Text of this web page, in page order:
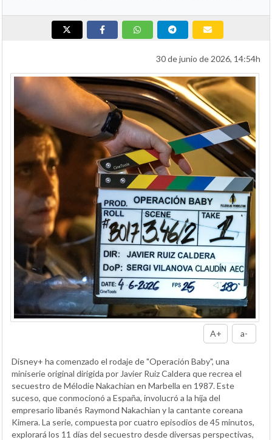
30 de junio de 2026, 14:54h
A+ a-
Disney+ ha comenzado el rodaje de "Operación Baby", una
miniserie original dirigida por Javier Ruiz Caldera que recrea el
secuestro de Mélodie Nakachian en Marbella en 1987. Este
suceso, que conmocionó a España, involucró a la hija del
empresario libanés Raymond Nakachian y la cantante coreana
Kimera. La serie, compuesta por cuatro episodios de 45 minutos,
explorará los 11 días del secuestro desde diversas perspectivas,